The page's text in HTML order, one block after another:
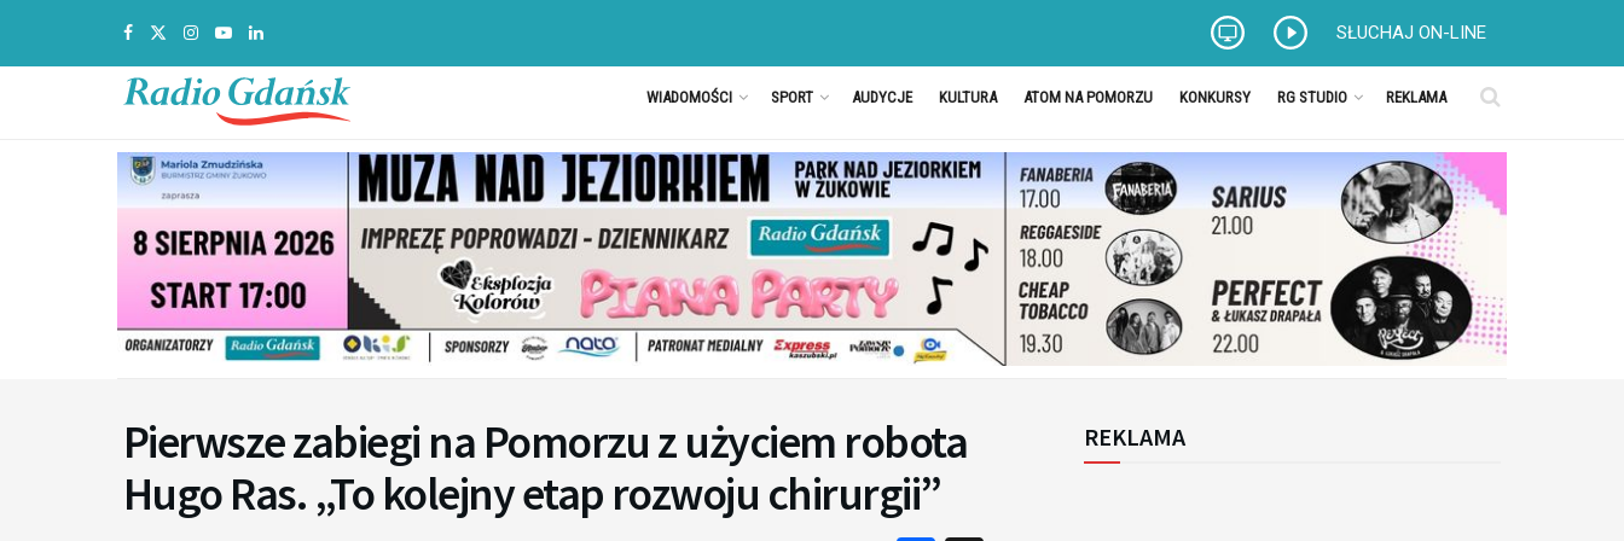
SŁUCHAJ ON-LINE
WIADOMOŚCI SPORT AUDYCJE KULTURA ATOM NA POMORZU KONKURSY RG STUDIO REKLAMA
Pierwsze zabiegi na Pomorzu z użyciem robota
Hugo Ras. „To kolejny etap rozwoju chirurgii”
REKLAMA